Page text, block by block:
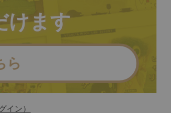
けます
ら
イン）